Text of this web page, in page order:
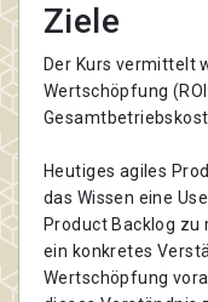
Ziele
Der Kurs vermittelt
Wertschöpfung
Heutiges agiles
das Wissen eine
Product Backlog zu
ein konkretes
Wertschöpfung